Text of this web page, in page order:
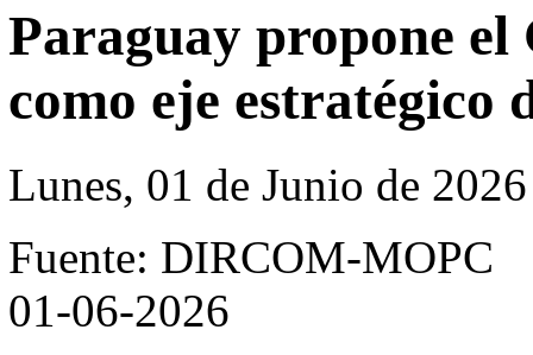
Paraguay propone el
como eje estratégico
Lunes, 01 de Junio de
Fuente: DIRCOM-MOPC
01-06-2026